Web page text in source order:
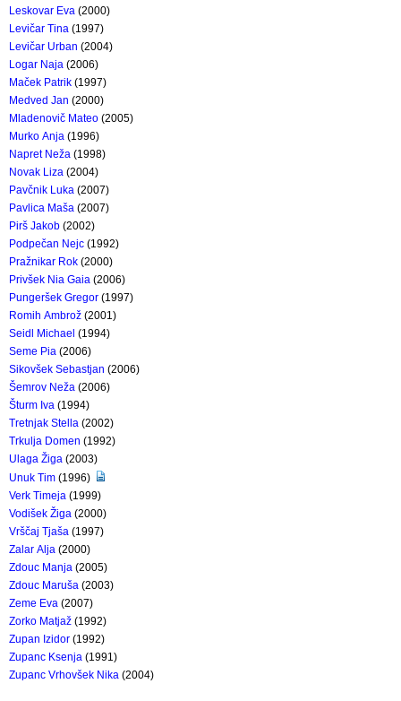
Leskovar Eva (2000)
Levičar Tina (1997)
Levičar Urban (2004)
Logar Naja (2006)
Maček Patrik (1997)
Medved Jan (2000)
Mladenovič Mateo (2005)
Murko Anja (1996)
Napret Neža (1998)
Novak Liza (2004)
Pavčnik Luka (2007)
Pavlica Maša (2007)
Pirš Jakob (2002)
Podpečan Nejc (1992)
Pražnikar Rok (2000)
Privšek Nia Gaia (2006)
Pungeršek Gregor (1997)
Romih Ambrož (2001)
Seidl Michael (1994)
Seme Pia (2006)
Sikovšek Sebastjan (2006)
Šemrov Neža (2006)
Šturm Iva (1994)
Tretnjak Stella (2002)
Trkulja Domen (1992)
Ulaga Žiga (2003)
Unuk Tim (1996)
Verk Timeja (1999)
Vodišek Žiga (2000)
Vrščaj Tjaša (1997)
Zalar Alja (2000)
Zdouc Manja (2005)
Zdouc Maruša (2003)
Zeme Eva (2007)
Zorko Matjaž (1992)
Zupan Izidor (1992)
Zupanc Ksenja (1991)
Zupanc Vrhovšek Nika (2004)